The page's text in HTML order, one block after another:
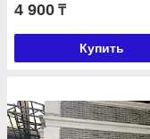
4 900 ₸
Купить